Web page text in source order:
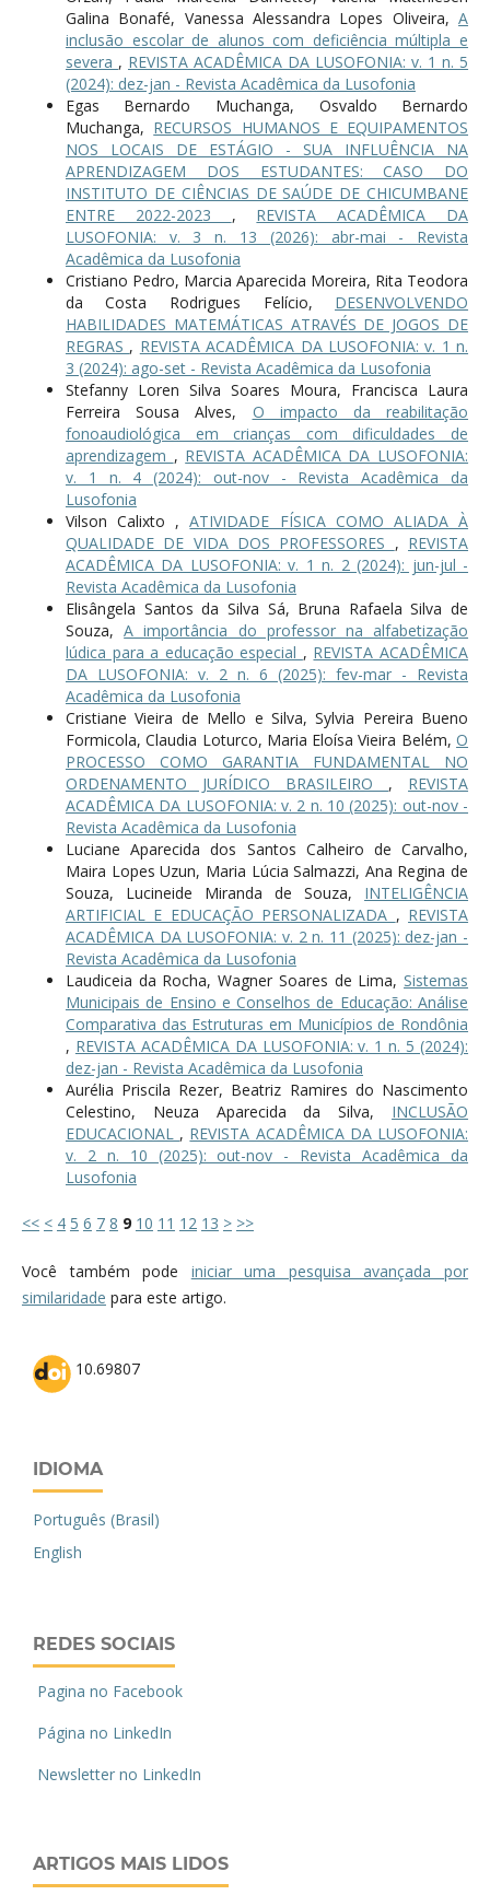
Galina Bonafé, Vanessa Alessandra Lopes Oliveira,A
inclusão escolar de alunos com deficiência múltipla e
severa , REVISTA ACADÊMICA DA LUSOFONIA: v. 1 n. 5
(2024): dez-jan - Revista Acadêmica da Lusofonia
Egas Bernardo Muchanga, Osvaldo Bernardo
Muchanga, RECURSOS HUMANOS E EQUIPAMENTOS
NOS LOCAIS DE ESTÁGIO - SUA INFLUÊNCIA NA
APRENDIZAGEM DOS ESTUDANTES: CASO DO
INSTITUTO DE CIÊNCIAS DE SAÚDE DE CHICUMBANE
ENTRE 2022-2023 , REVISTA ACADÊMICA DA
LUSOFONIA: v. 3 n. 13 (2026): abr-mai - Revista
Acadêmica da Lusofonia
Cristiano Pedro, Marcia Aparecida Moreira, Rita Teodora
da Costa Rodrigues Felício, DESENVOLVENDO
HABILIDADES MATEMÁTICAS ATRAVÉS DE JOGOS DE
REGRAS , REVISTA ACADÊMICA DA LUSOFONIA: v. 1 n.
3 (2024): ago-set - Revista Acadêmica da Lusofonia
Stefanny Loren Silva Soares Moura, Francisca Laura
Ferreira Sousa Alves, O impacto da reabilitação
fonoaudiológica em crianças com dificuldades de
aprendizagem , REVISTA ACADÊMICA DA LUSOFONIA:
v. 1 n. 4 (2024): out-nov - Revista Acadêmica da
Lusofonia
Vilson Calixto ,ATIVIDADE FÍSICA COMO ALIADA À
QUALIDADE DE VIDA DOS PROFESSORES , REVISTA
ACADÊMICA DA LUSOFONIA: v. 1 n. 2 (2024): jun-jul -
Revista Acadêmica da Lusofonia
Elisângela Santos da Silva Sá, Bruna Rafaela Silva de
Souza,A importância do professor na alfabetização
lúdica para a educação especial , REVISTA ACADÊMICA
DA LUSOFONIA: v. 2 n. 6 (2025): fev-mar - Revista
Acadêmica da Lusofonia
Cristiane Vieira de Mello e Silva, Sylvia Pereira Bueno
Formicola, Claudia Loturco, Maria Eloísa Vieira Belém,O
PROCESSO COMO GARANTIA FUNDAMENTAL NO
ORDENAMENTO JURÍDICO BRASILEIRO , REVISTA
ACADÊMICA DA LUSOFONIA: v. 2 n. 10 (2025): out-nov -
Revista Acadêmica da Lusofonia
Luciane Aparecida dos Santos Calheiro de Carvalho,
Maira Lopes Uzun, Maria Lúcia Salmazzi, Ana Regina de
Souza, Lucineide Miranda de Souza, INTELIGÊNCIA
ARTIFICIAL E EDUCAÇÃO PERSONALIZADA , REVISTA
ACADÊMICA DA LUSOFONIA: v. 2 n. 11 (2025): dez-jan -
Revista Acadêmica da Lusofonia
Laudiceia da Rocha, Wagner Soares de Lima,Sistemas
Municipais de Ensino e Conselhos de Educação: Análise
Comparativa das Estruturas em Municípios de Rondônia
, REVISTA ACADÊMICA DA LUSOFONIA: v. 1 n. 5 (2024):
dez-jan - Revista Acadêmica da Lusofonia
Aurélia Priscila Rezer, Beatriz Ramires do Nascimento
Celestino, Neuza Aparecida da Silva, INCLUSÃO
EDUCACIONAL , REVISTA ACADÊMICA DA LUSOFONIA:
v. 2 n. 10 (2025): out-nov - Revista Acadêmica da
Lusofonia
<< < 4 5 6 7 8 9 10 11 12 13 > >>
Você também pode iniciar uma pesquisa avançada por
similaridade para este artigo.
10.69807
IDIOMA
Português (Brasil)
English
REDES SOCIAIS
Pagina no Facebook
Página no LinkedIn
Newsletter no LinkedIn
ARTIGOS MAIS LIDOS